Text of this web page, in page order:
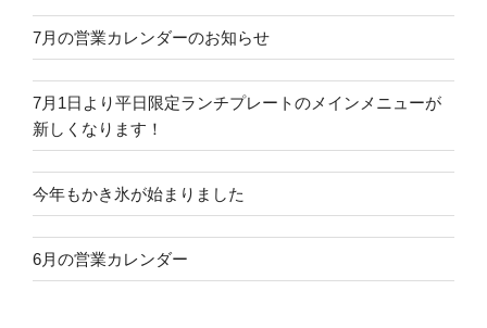
7月の営業カレンダーのお知らせ
7月1日より平日限定ランチプレートのメインメニューが
新しくなります！
今年もかき氷が始まりました
6月の営業カレンダー